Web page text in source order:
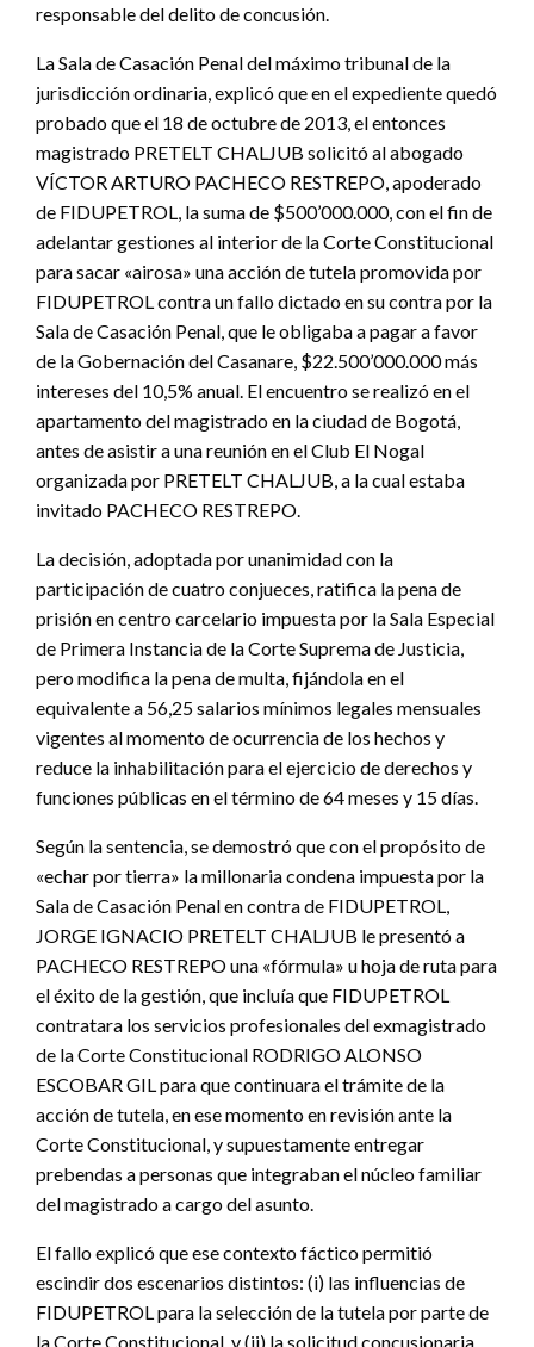
responsable del delito de concusión.
La Sala de Casación Penal del máximo tribunal de la
jurisdicción ordinaria, explicó que en el expediente quedó
probado que el 18 de octubre de 2013, el entonces
magistrado PRETELT CHALJUB solicitó al abogado
VÍCTOR ARTURO PACHECO RESTREPO, apoderado
de FIDUPETROL, la suma de $500’000.000, con el fin de
adelantar gestiones al interior de la Corte Constitucional
para sacar «airosa» una acción de tutela promovida por
FIDUPETROL contra un fallo dictado en su contra por la
Sala de Casación Penal, que le obligaba a pagar a favor
de la Gobernación del Casanare, $22.500’000.000 más
intereses del 10,5% anual. El encuentro se realizó en el
apartamento del magistrado en la ciudad de Bogotá,
antes de asistir a una reunión en el Club El Nogal
organizada por PRETELT CHALJUB, a la cual estaba
invitado PACHECO RESTREPO.
La decisión, adoptada por unanimidad con la
participación de cuatro conjueces, ratifica la pena de
prisión en centro carcelario impuesta por la Sala Especial
de Primera Instancia de la Corte Suprema de Justicia,
pero modifica la pena de multa, fijándola en el
equivalente a 56,25 salarios mínimos legales mensuales
vigentes al momento de ocurrencia de los hechos y
reduce la inhabilitación para el ejercicio de derechos y
funciones públicas en el término de 64 meses y 15 días.
Según la sentencia, se demostró que con el propósito de
«echar por tierra» la millonaria condena impuesta por la
Sala de Casación Penal en contra de FIDUPETROL,
JORGE IGNACIO PRETELT CHALJUB le presentó a
PACHECO RESTREPO una «fórmula» u hoja de ruta para
el éxito de la gestión, que incluía que FIDUPETROL
contratara los servicios profesionales del exmagistrado
de la Corte Constitucional RODRIGO ALONSO
ESCOBAR GIL para que continuara el trámite de la
acción de tutela, en ese momento en revisión ante la
Corte Constitucional, y supuestamente entregar
prebendas a personas que integraban el núcleo familiar
del magistrado a cargo del asunto.
El fallo explicó que ese contexto fáctico permitió
escindir dos escenarios distintos: (i) las influencias de
FIDUPETROL para la selección de la tutela por parte de
la Corte Constitucional, y (ii) la solicitud concusionaria,